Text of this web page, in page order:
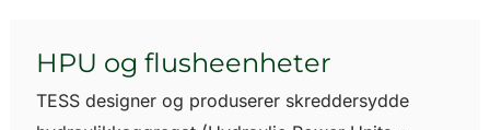
HPU og flusheenheter
TESS designer og produserer skreddersydde